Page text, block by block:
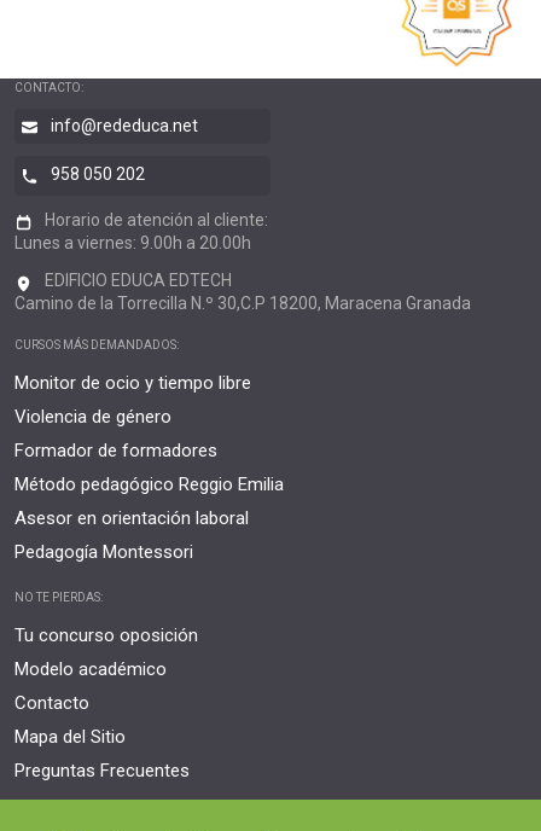
CONTACTO:
info@rededuca.net
958 050 202
Horario de atención al cliente:
Lunes a viernes: 9.00h a 20.00h
EDIFICIO EDUCA EDTECH
Camino de la Torrecilla N.º 30,C.P 18200, Maracena Granada
CURSOS MÁS DEMANDADOS:
Monitor de ocio y tiempo libre
Violencia de género
Formador de formadores
Método pedagógico Reggio Emilia
Asesor en orientación laboral
Pedagogía Montessori
NO TE PIERDAS:
Tu concurso oposición
Modelo académico
Contacto
Mapa del Sitio
Preguntas Frecuentes